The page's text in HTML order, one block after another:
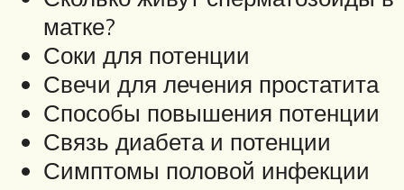
матке?
Соки для потенции
Свечи для лечения простатита
Способы повышения потенции
Связь диабета и потенции
Симптомы половой инфекции